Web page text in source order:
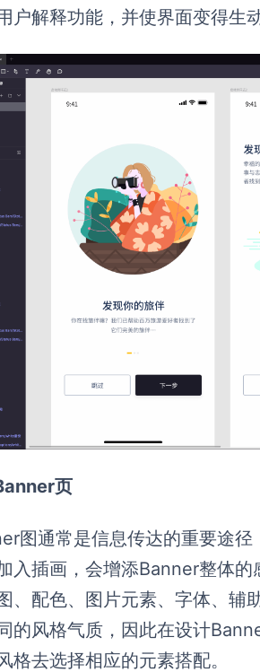
户解释功能，并使界面变得生动
页
图通常是信息传达的重要途
入插画，会增添Banner整体
、配色、图片元素、字体、辅
的风格气质，因此在设计
格去选择相应的元素搭配。